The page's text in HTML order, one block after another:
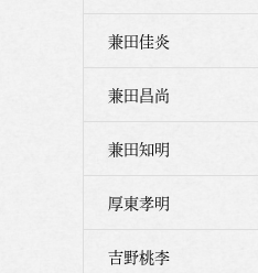
兼田佳炎
兼田昌尚
兼田知明
厚東孝明
吉野桃李